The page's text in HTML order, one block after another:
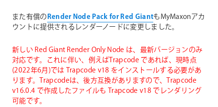
また有償のRender Node Pack for Red GiantもMyMaxonアカ
ウントに提供されるレンダーノードに変更しました。
新しい Red Giant Render Only Node は、最新バージョンのみ
対応です。これに伴い、例えばTrapcode であれば、現時点
(2022年6月)では Trapcode v18 をインストールする必要があ
ります。Trapcodeは、後方互換がありますので、Trapcode
v16.0.4 で作成したファイルも Trapcode v18 でレンダリング
可能です。